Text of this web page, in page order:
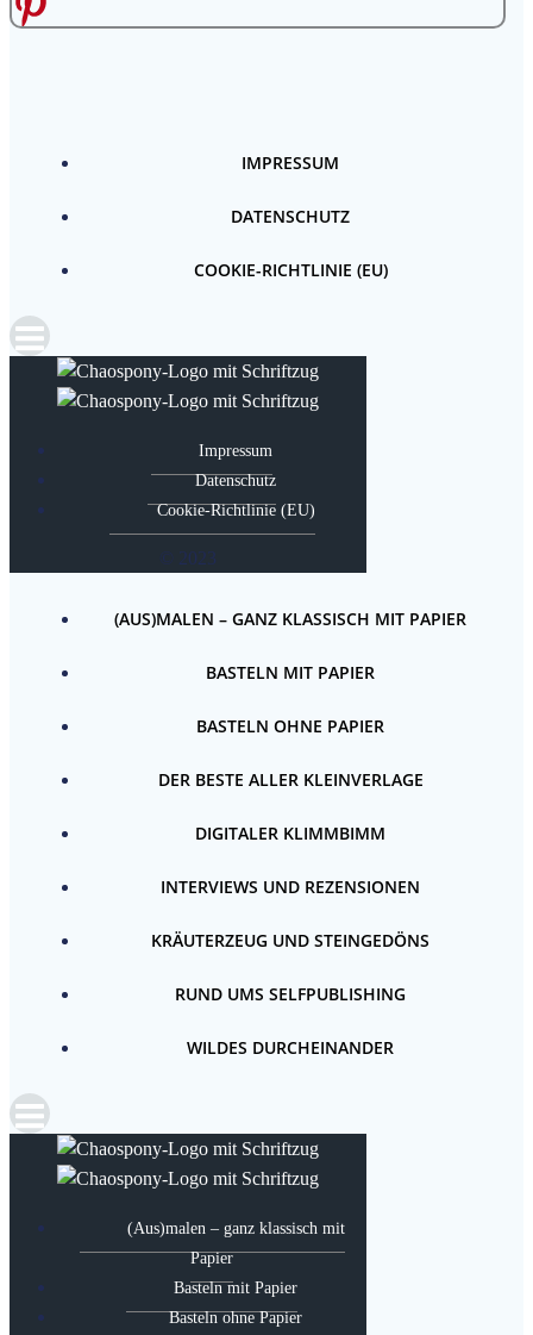
IMPRESSUM
DATENSCHUTZ
COOKIE-RICHTLINIE (EU)
Impressum
Datenschutz
Cookie-Richtlinie (EU)
© 2023
(AUS)MALEN – GANZ KLASSISCH MIT PAPIER
BASTELN MIT PAPIER
BASTELN OHNE PAPIER
DER BESTE ALLER KLEINVERLAGE
DIGITALER KLIMMBIMM
INTERVIEWS UND REZENSIONEN
KRÄUTERZEUG UND STEINGEDÖNS
RUND UMS SELFPUBLISHING
WILDES DURCHEINANDER
(Aus)malen – ganz klassisch mit
Papier
Basteln mit Papier
Basteln ohne Papier